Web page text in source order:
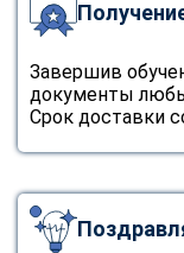
Завершив
документы
Срок доставки